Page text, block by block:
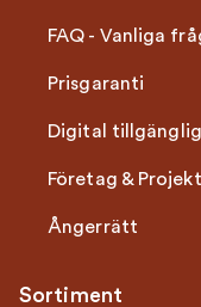
FAQ - Vanliga
Prisgaranti
Digital
Företag & Projekt
Ångerrätt
Sortiment